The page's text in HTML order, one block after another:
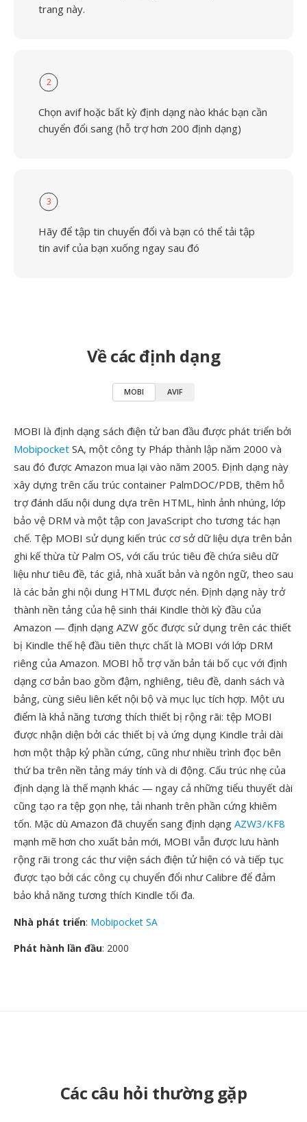
trang này.
2
Chọn avif hoặc bất kỳ định dạng nào khác bạn cần
chuyển đổi sang (hỗ trợ hơn 200 định dạng)
3
Hãy để tập tin chuyển đổi và bạn có thể tải tập
tin avif của bạn xuống ngay sau đó
Về các định dạng
MOBI AVIF
MOBI là định dạng sách điện tử ban đầu được phát triển bởi
Mobipocket SA, một công ty Pháp thành lập năm 2000 và
sau đó được Amazon mua lại vào năm 2005. Định dạng này
xây dựng trên cấu trúc container PalmDOC/PDB, thêm hỗ
trợ đánh dấu nội dung dựa trên HTML, hình ảnh nhúng, lớp
bảo vệ DRM và một tập con JavaScript cho tương tác hạn
chế. Tệp MOBI sử dụng kiến trúc cơ sở dữ liệu dựa trên bản
ghi kế thừa từ Palm OS, với cấu trúc tiêu đề chứa siêu dữ
liệu như tiêu đề, tác giả, nhà xuất bản và ngôn ngữ, theo sau
là các bản ghi nội dung HTML được nén. Định dạng này trở
thành nền tảng của hệ sinh thái Kindle thời kỳ đầu của
Amazon — định dạng AZW gốc được sử dụng trên các thiết
bị Kindle thế hệ đầu tiên thực chất là MOBI với lớp DRM
riêng của Amazon. MOBI hỗ trợ văn bản tái bố cục với định
dạng cơ bản bao gồm đậm, nghiêng, tiêu đề, danh sách và
bảng, cùng siêu liên kết nội bộ và mục lục tích hợp. Một ưu
điểm là khả năng tương thích thiết bị rộng rãi: tệp MOBI
được nhận diện bởi các thiết bị và ứng dụng Kindle trải dài
hơn một thập kỷ phần cứng, cũng như nhiều trình đọc bên
thứ ba trên nền tảng máy tính và di động. Cấu trúc nhẹ của
định dạng là thế mạnh khác — ngay cả những tiểu thuyết dài
cũng tạo ra tệp gọn nhẹ, tải nhanh trên phần cứng khiêm
tốn. Mặc dù Amazon đã chuyển sang định dạng AZW3/KF8
mạnh mẽ hơn cho xuất bản mới, MOBI vẫn được lưu hành
rộng rãi trong các thư viện sách điện tử hiện có và tiếp tục
được tạo bởi các công cụ chuyển đổi như Calibre để đảm
bảo khả năng tương thích Kindle tối đa.
Nhà phát triển: Mobipocket SA
Phát hành lần đầu: 2000
Các câu hỏi thường gặp